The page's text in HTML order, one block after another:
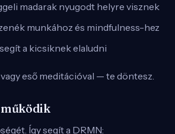
madarak nyugodt helyre visznek
munkához és mindfulness-hez
a kicsiknek elaludni
eső meditációval — te döntesz.
Így segít a DRMN: